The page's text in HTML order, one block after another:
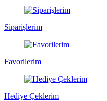
Siparişlerim
Favorilerim
Hediye Çeklerim